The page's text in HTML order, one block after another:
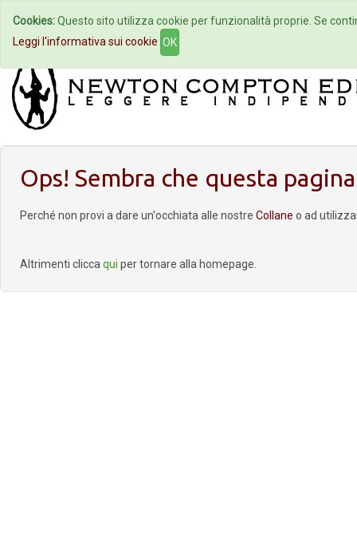
Home Autori Eventi
Ops! Sembra che questa
Perché non provi a dare un'occhiata alle nostre Collane o ad
Altrimenti clicca qui per tornare alla homepage.
Cookies:Questo sito utilizza cookie per funzionalità proprie. Se
Leggi l'informativa sui cookie OK